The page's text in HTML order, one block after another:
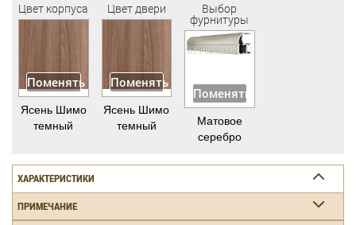
Цвет корпуса
Поменять
Ясень Шимо
темный
Цвет двери
Поменять
Ясень Шимо
темный
Выбор
фурнитуры
Поменять
Матовое
серебро
ХАРАКТЕРИСТИКИ
ПРИМЕЧАНИЕ